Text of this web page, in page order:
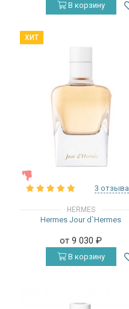
В корзину
ХИТ
3 отзыва
HERMES
Hermes Jour d`Hermes
от 9 030₽
В корзину